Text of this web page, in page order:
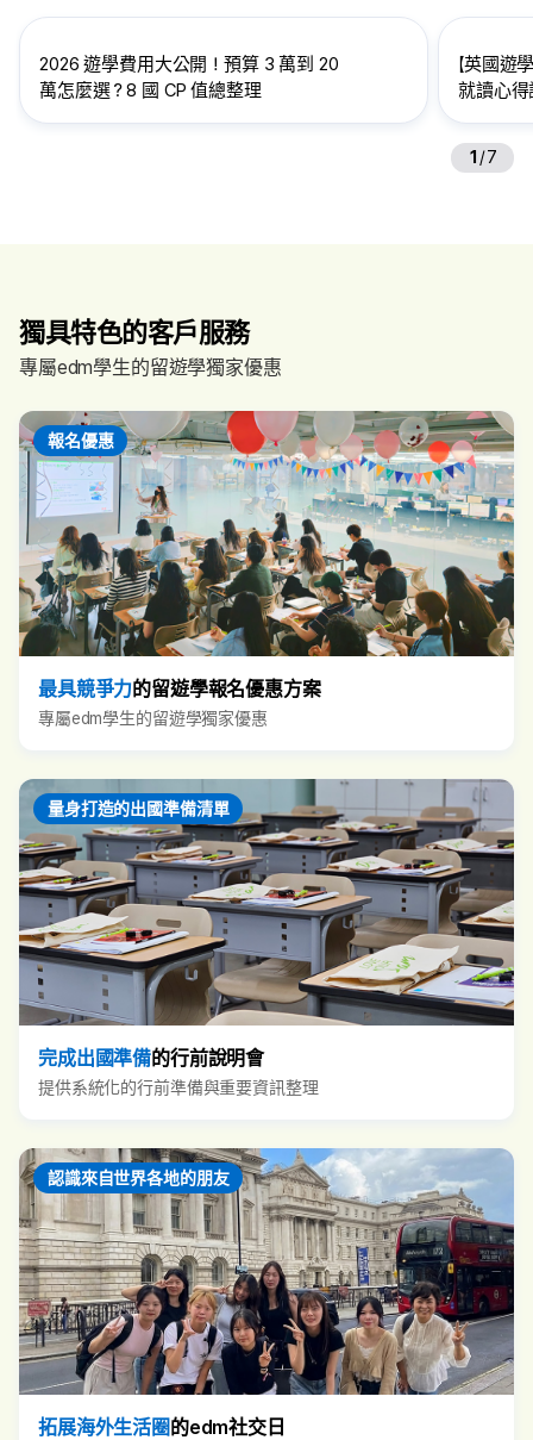
2026 遊學費用大公開！預算 3 萬到 20
萬怎麼選？8 國 CP 值總整理
【英國遊
就讀心得
1 /7
獨具特色的客戶服務
專屬edm學生的留遊學獨家優惠
報名優惠
最具競爭力的留遊學報名優惠方案
專屬edm學生的留遊學獨家優惠
量身打造的出國準備清單
完成出國準備的行前說明會
提供系統化的行前準備與重要資訊整理
認識來自世界各地的朋友
拓展海外生活圈的edm社交日